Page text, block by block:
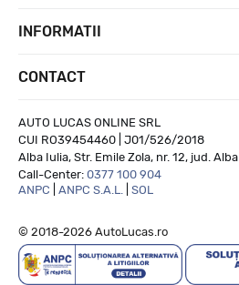
INFORMATII
CONTACT
AUTO LUCAS ONLINE SRL
CUI RO39454460 | J01/526/2018
Alba Iulia, Str. Emile Zola, nr. 12, jud. Alba
Call-Center: 0377 100 904
ANPC
ANPC S.A.L. SOL
© 2018-2026 AutoLucas.ro